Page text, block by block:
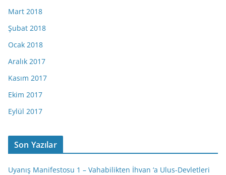
Mart 2018
Şubat 2018
Ocak 2018
Aralık 2017
Kasım 2017
Ekim 2017
Eylül 2017
Son Yazılar
Uyanış Manifestosu 1 – Vahabilikten İhvan ‘a Ulus-Devletleri